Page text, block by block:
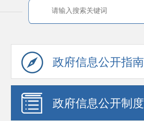
政府信息公开指南
政府信息公开制度